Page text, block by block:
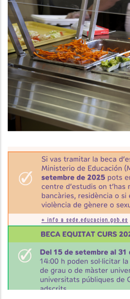
El CCBP Inicia El
Més De 3.600
Resoltes I 1.150
Transport
INformació
D’estudis
2025-
Joventut